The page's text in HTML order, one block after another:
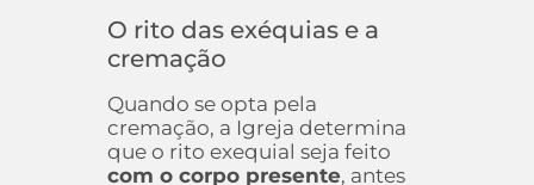
O rito das exéquias e a
cremação
Quando se opta pela
cremação, a Igreja determina
que o rito exequial seja feito
com o corpo presente, antes